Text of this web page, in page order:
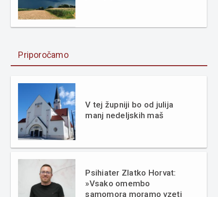
Priporočamo
V tej župniji bo od julija
manj nedeljskih maš
Psihiater Zlatko Horvat:
»Vsako omembo
samomora moramo vzeti